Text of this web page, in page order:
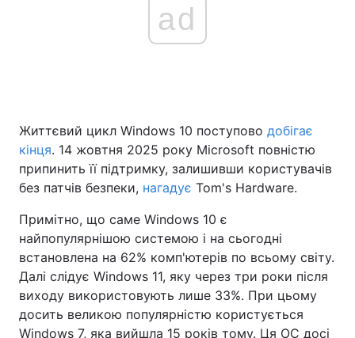
Україна Політика
Економіка Світ
Спорт Наука
Техно і зв'язок Лайт
Зброя Інциденти
ad
Життєвий цикл Windows 10 поступово добігає
кінця. 14 жовтня 2025 року Microsoft повністю
припинить її підтримку, залишивши користувачів
без патчів безпеки, нагадує Tom's Hardware.
Примітно, що саме Windows 10 є
найпопулярнішою системою і на сьогодні
встановлена на 62% комп'ютерів по всьому світу.
Далі слідує Windows 11, яку через три роки після
виходу використовують лише 33%. При цьому
досить великою популярністю користується
Windows 7, яка вийшла 15 років тому. Ця ОС досі